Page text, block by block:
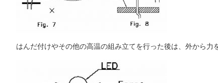
はんだ付けやその他の高温の組み立てを行った後は、外から